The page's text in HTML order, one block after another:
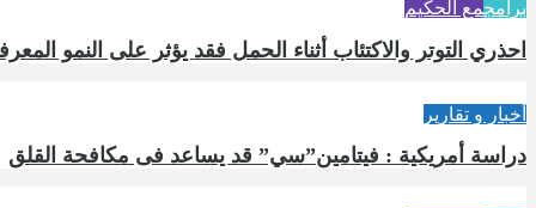
برامجمع الحكيم
احذري التوتر والاكتئاب أثناء الحمل فقد يؤثر على النمو
أخبار و تقارير
دراسة أمريكية : فيتامين”سي” قد يساعد فى مكافحة القلق